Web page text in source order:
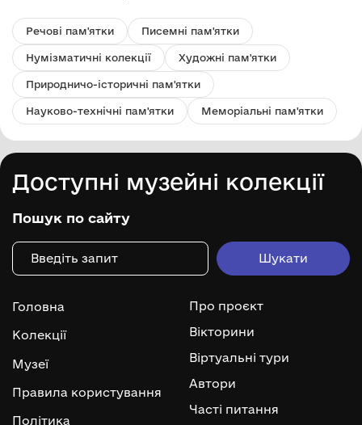
Речові пам'ятки Писемні пам'ятки
Нумізматичні колекції Художні пам'ятки
Природничо-історичні пам'ятки
Науково-технічні пам'ятки Меморіальні пам'ятки
Доступні музейні колекції
Пошук по сайту
Головна
Колекції
Музеї
Правила користування
Політика
Про проєкт
Вікторини
Віртуальні тури
Автори
Часті питання